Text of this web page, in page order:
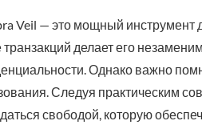
Veil — это мощный инструмент
делает его
Однако важно
Следуя практическим
свободой, которую